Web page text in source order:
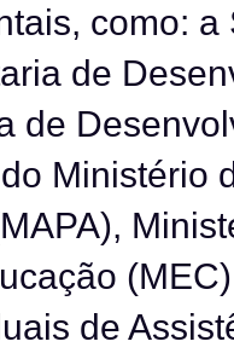
como:
de
de
Ministério
de